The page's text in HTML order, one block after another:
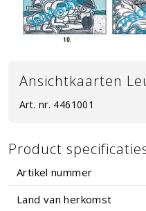
Ansichtkaarten
Art. nr. 4461001
Product
Artikel nummer
Land van herkomst